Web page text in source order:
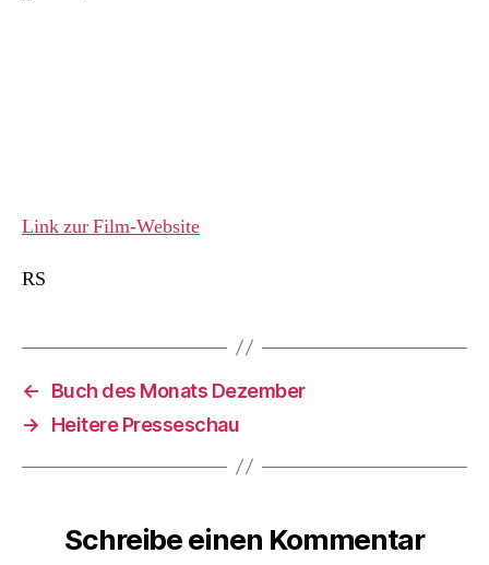
Link zur Film-Website
RS
←
Buch des Monats Dezember
→
Heitere Presseschau
Schreibe einen Kommentar